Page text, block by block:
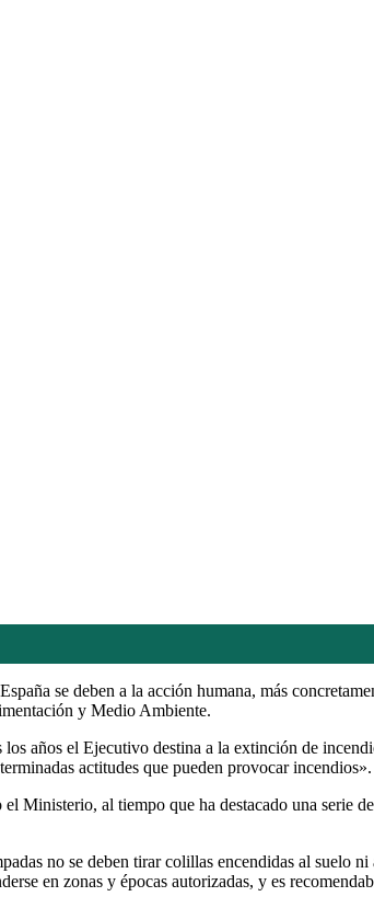
se deben a la acción humana, más
y Medio Ambiente.
años el Ejecutivo destina a la extinción de
actitudes que pueden provocar incendios».
Ministerio, al tiempo que ha destacado una serie
no se deben tirar colillas encendidas al suelo
en zonas y épocas autorizadas, y es